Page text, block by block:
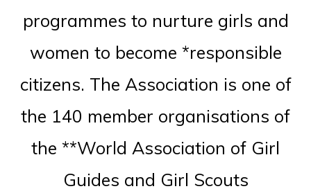
programmes to nurture girls and
women to become *responsible
citizens. The Association is one of
the 140 member organisations of
the **World Association of Girl
Guides and Girl Scouts